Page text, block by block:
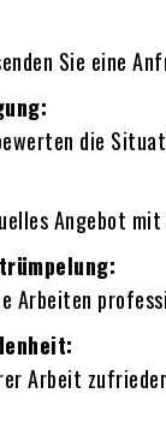
Sie eine
die
Angebot
Arbeiten
Arbeit